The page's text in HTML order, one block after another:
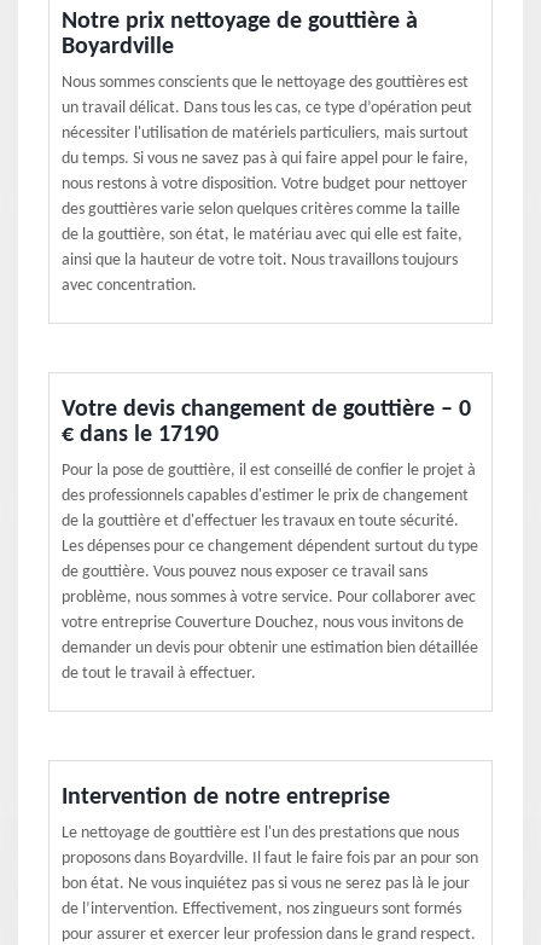
Notre prix nettoyage de gouttière à
Boyardville
Nous sommes conscients que le nettoyage des gouttières est
un travail délicat. Dans tous les cas, ce type d’opération peut
nécessiter l'utilisation de matériels particuliers, mais surtout
du temps. Si vous ne savez pas à qui faire appel pour le faire,
nous restons à votre disposition. Votre budget pour nettoyer
des gouttières varie selon quelques critères comme la taille
de la gouttière, son état, le matériau avec qui elle est faite,
ainsi que la hauteur de votre toit. Nous travaillons toujours
avec concentration.
Votre devis changement de gouttière – 0
€ dans le 17190
Pour la pose de gouttière, il est conseillé de confier le projet à
des professionnels capables d'estimer le prix de changement
de la gouttière et d'effectuer les travaux en toute sécurité.
Les dépenses pour ce changement dépendent surtout du type
de gouttière. Vous pouvez nous exposer ce travail sans
problème, nous sommes à votre service. Pour collaborer avec
votre entreprise Couverture Douchez, nous vous invitons de
demander un devis pour obtenir une estimation bien détaillée
de tout le travail à effectuer.
Intervention de notre entreprise
Le nettoyage de gouttière est l'un des prestations que nous
proposons dans Boyardville. Il faut le faire fois par an pour son
bon état. Ne vous inquiétez pas si vous ne serez pas là le jour
de l’intervention. Effectivement, nos zingueurs sont formés
pour assurer et exercer leur profession dans le grand respect.